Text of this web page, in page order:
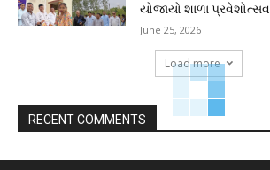
યોજાયો શાળા પ્રવેશોત્સવ
June 25, 2026
Load more
RECENT COMMENTS